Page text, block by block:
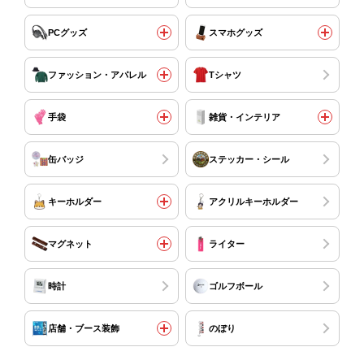
PCグッズ スマホグッズ
ファッション・アパレル Tシャツ
手袋 雑貨・インテリア
缶バッジ ステッカー・シール
キーホルダー アクリルキーホルダー
マグネット ライター
時計 ゴルフボール
店舗・ブース装飾 のぼり